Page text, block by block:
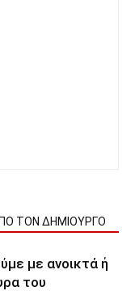
ΤΟΝ ΔΗΜΙΟΥΡΓΟ
με ανοικτά ή
του